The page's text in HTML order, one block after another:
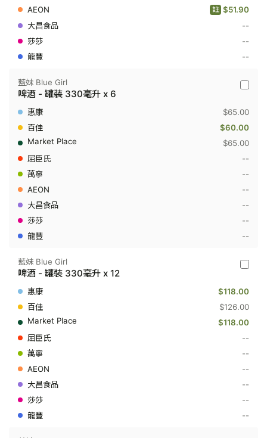
升
4
$51.90
註
--
--
--
藍
Blue
Girl
-
酒
裝
毫
升
藍妹 Blue Girl
啤酒 - 罐裝 330毫升 x 6
$65.00
$60.00
$65.00
--
--
--
--
--
--
藍
Blue
Girl
-
酒
裝
毫
升
12
藍妹 Blue Girl
啤酒 - 罐裝 330毫升 x 12
$118.00
$126.00
$118.00
--
--
--
--
--
--